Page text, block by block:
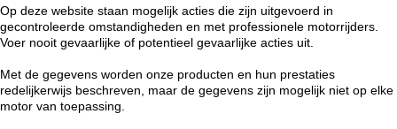
Op deze website staan mogelijk acties die zijn uitgevoerd in
gecontroleerde omstandigheden en met professionele motorrijders.
Voer nooit gevaarlijke of potentieel gevaarlijke acties uit.
Met de gegevens worden onze producten en hun prestaties
redelijkerwijs beschreven, maar de gegevens zijn mogelijk niet op elke
motor van toepassing.